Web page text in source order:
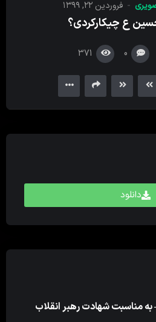
فروردین ۲۲, ۱۳۹۹
ع چیکارکردی؟
0
371
دانلود
مناسبت شهادت رهبر انقلاب